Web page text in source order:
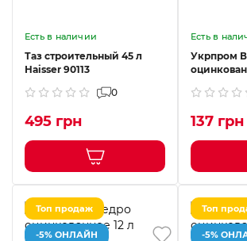
Есть в наличии
Таз строительный 45 л
Haisser 90113
0
495 грн
Есть в
Укрпром
137 грн
Топ продаж
-5% ОНЛАЙН
Топ
-5%